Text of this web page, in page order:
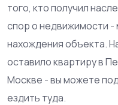
того, кто получил
спор о недвижимости
нахождения объекта.
оставило квартиру в
Москве - вы можете
ездить туда.